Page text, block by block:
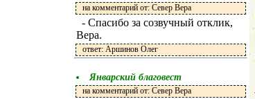
на комментарий от: Север Вера
- Спасибо за созвучный отклик,
Вера.
ответ: Аршинов Олег
Январский благовест
на комментарий от: Север Вера